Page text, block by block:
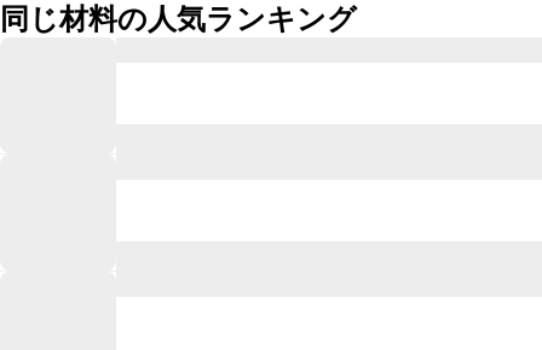
同じ材料の人気ランキング